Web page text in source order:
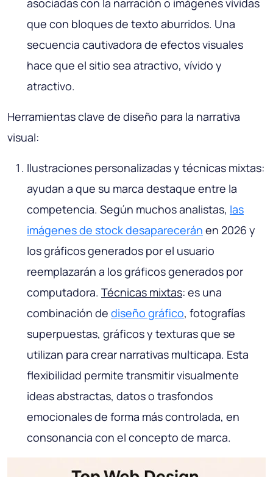
asociadas con la narración o imágenes vívidas
que con bloques de texto aburridos. Una
secuencia cautivadora de efectos visuales
hace que el sitio sea atractivo, vívido y
atractivo.
Herramientas clave de diseño para la narrativa
visual:
Ilustraciones personalizadas y técnicas mixtas:
ayudan a que su marca destaque entre la
competencia. Según muchos analistas, las
imágenes de stock desaparecerán en 2026 y
los gráficos generados por el usuario
reemplazarán a los gráficos generados por
computadora. Técnicas mixtas: es una
combinación de diseño gráfico, fotografías
superpuestas, gráficos y texturas que se
utilizan para crear narrativas multicapa. Esta
flexibilidad permite transmitir visualmente
ideas abstractas, datos o trasfondos
emocionales de forma más controlada, en
consonancia con el concepto de marca.